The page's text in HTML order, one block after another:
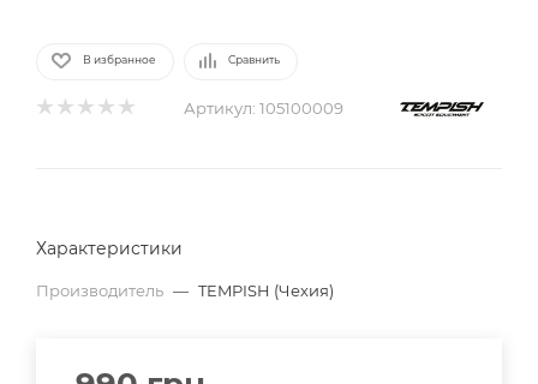
В избранное Сравнить
Артикул: 105100009
Характеристики
Производитель — TEMPISH (Чехия)